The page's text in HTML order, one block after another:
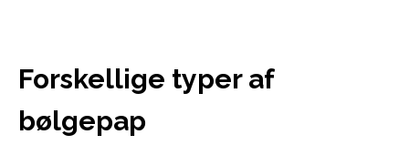
Forskellige typer af
bølgepap